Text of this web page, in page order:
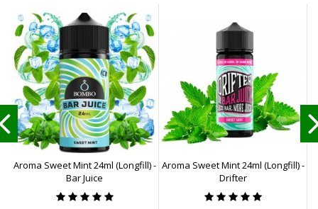
Aroma Sweet Mint 24ml (Longfill) -
Bar Juice
Aroma Sweet Mint 24ml (Longfill) -
Drifter